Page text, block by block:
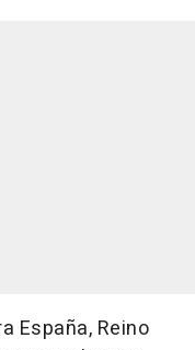
España, Reino